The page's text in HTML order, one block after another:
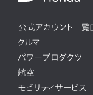
公式アカウント一覧
クルマ
パワープロダクツ
航空
モビリティサービス